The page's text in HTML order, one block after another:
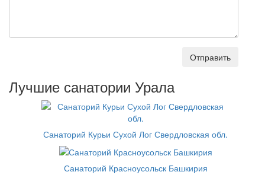
Отправить
Лучшие санатории Урала
Санаторий Курьи Сухой Лог Свердловская обл.
Санаторий Красноусольск Башкирия